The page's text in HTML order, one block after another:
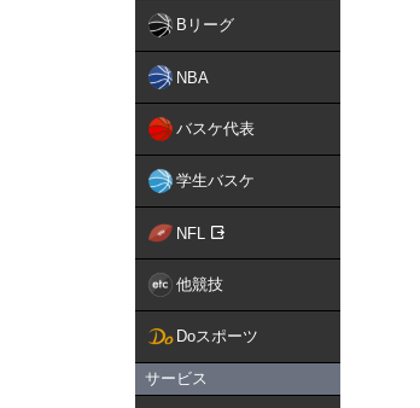
Bリーグ
NBA
バスケ代表
学生バスケ
NFL
他競技
Doスポーツ
サービス